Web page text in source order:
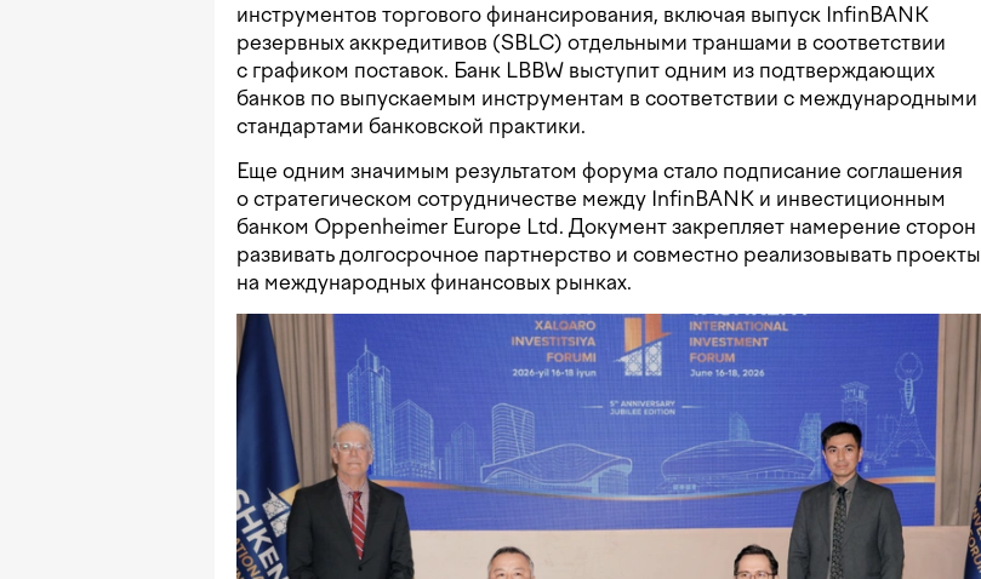
инструментов торгового финансирования, включая выпуск InfinBANK
резервных аккредитивов (SBLC) отдельными траншами в соответствии
с графиком поставок. Банк LBBW выступит одним из подтверждающих
банков по выпускаемым инструментам в соответствии с международными
стандартами банковской практики.
Еще одним значимым результатом форума стало подписание соглашения
о стратегическом сотрудничестве между InfinBANK и инвестиционным
банком Oppenheimer Europe Ltd. Документ закрепляет намерение сторон
развивать долгосрочное партнерство и совместно реализовывать проекты
на международных финансовых рынках.